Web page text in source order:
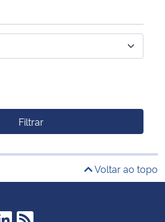
Filtrar
Voltar ao topo